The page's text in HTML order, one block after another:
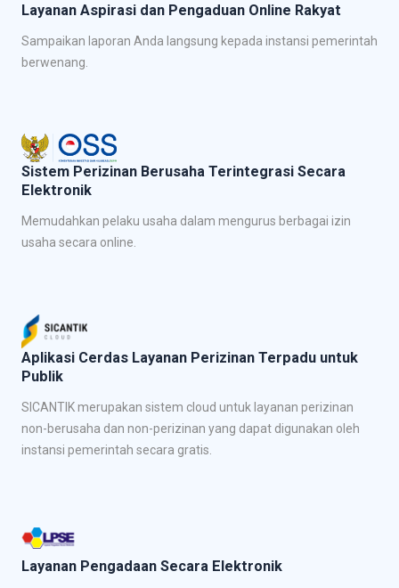
Layanan Aspirasi dan Pengaduan Online Rakyat
Sampaikan laporan Anda langsung kepada instansi pemerintah
berwenang.
Sistem Perizinan Berusaha Terintegrasi Secara
Elektronik
Memudahkan pelaku usaha dalam mengurus berbagai izin
usaha secara online.
Aplikasi Cerdas Layanan Perizinan Terpadu untuk
Publik
SICANTIK merupakan sistem cloud untuk layanan perizinan
non-berusaha dan non-perizinan yang dapat digunakan oleh
instansi pemerintah secara gratis.
Layanan Pengadaan Secara Elektronik